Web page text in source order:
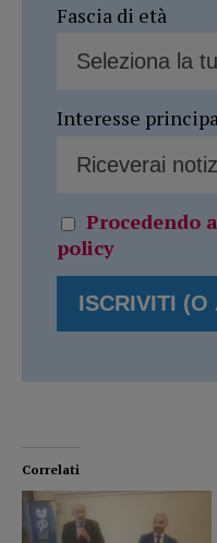
Fascia di età
Interesse
Procedendo
policy
Correlati